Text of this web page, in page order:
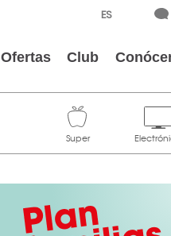
Ofertas Club